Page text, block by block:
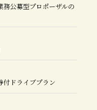
公募型プロポーザルの
付ドライブプラン